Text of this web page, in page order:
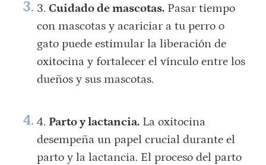
Cuidado de mascotas.Pasar tiempo
con mascotas y acariciar a tu perro o
gato puede estimular la liberación de
oxitocina y fortalecer el vínculo entre los
dueños y sus mascotas.
Parto y lactancia.La oxitocina
desempeña un papel crucial durante el
parto y la lactancia. El proceso del parto